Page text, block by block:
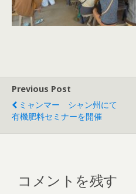
Previous Post
ミャンマー シャン州にて
有機肥料セミナーを開催
コメントを残す